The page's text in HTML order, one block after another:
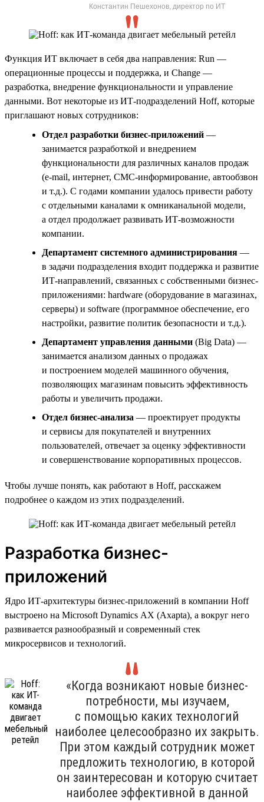
Константин Пешехонов, директор по ИТ
Функция ИТ включает в себя два направления: Run —
операционные процессы и поддержка, и Change —
разработка, внедрение функциональности и управление
данными. Вот некоторые из ИТ-подразделений Hoff, которые
приглашают новых сотрудников:
Отдел разработки бизнес-приложений —
занимается разработкой и внедрением
функциональности для различных каналов продаж
(e-mail, интернет, СМС-информирование, автообзвон
и т.д.). С годами компании удалось привести работу
с отдельными каналами к омниканальной модели,
а отдел продолжает развивать ИТ-возможности
компании.
Департамент системного администрирования —
в задачи подразделения входит поддержка и развитие
ИТ-направлений, связанных с собственными бизнес-
приложениями: hardware (оборудование в магазинах,
серверы) и software (программное обеспечение, его
настройки, развитие политик безопасности и т.д.).
Департамент управления данными (Big Data) —
занимается анализом данных о продажах
и построением моделей машинного обучения,
позволяющих магазинам повысить эффективность
работы и увеличить продажи.
Отдел бизнес-анализа — проектирует продукты
и сервисы для покупателей и внутренних
пользователей, отвечает за оценку эффективности
и совершенствование корпоративных процессов.
Чтобы лучше понять, как работают в Hoff, расскажем
подробнее о каждом из этих подразделений.
Разработка бизнес-
приложений
Ядро ИТ-архитектуры бизнес-приложений в компании Hoff
выстроено на Microsoft Dynamics AX (Axapta), а вокруг него
развивается разнообразный и современный стек
микросервисов и технологий.
«Когда возникают новые бизнес-
потребности, мы изучаем,
с помощью каких технологий
наиболее целесообразно их закрыть.
При этом каждый сотрудник может
предложить технологию, в которой
он заинтересован и которую считает
наиболее эффективной в данной